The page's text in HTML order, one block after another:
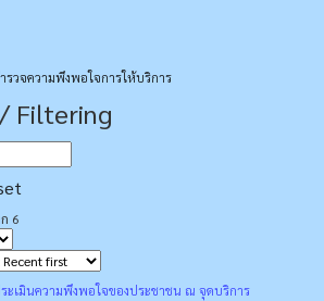
รวจความพึงพอใจการให้บริการ
Filtering
6
ะเมินความพึงพอใจของประชาชน ณ จุดบริการ